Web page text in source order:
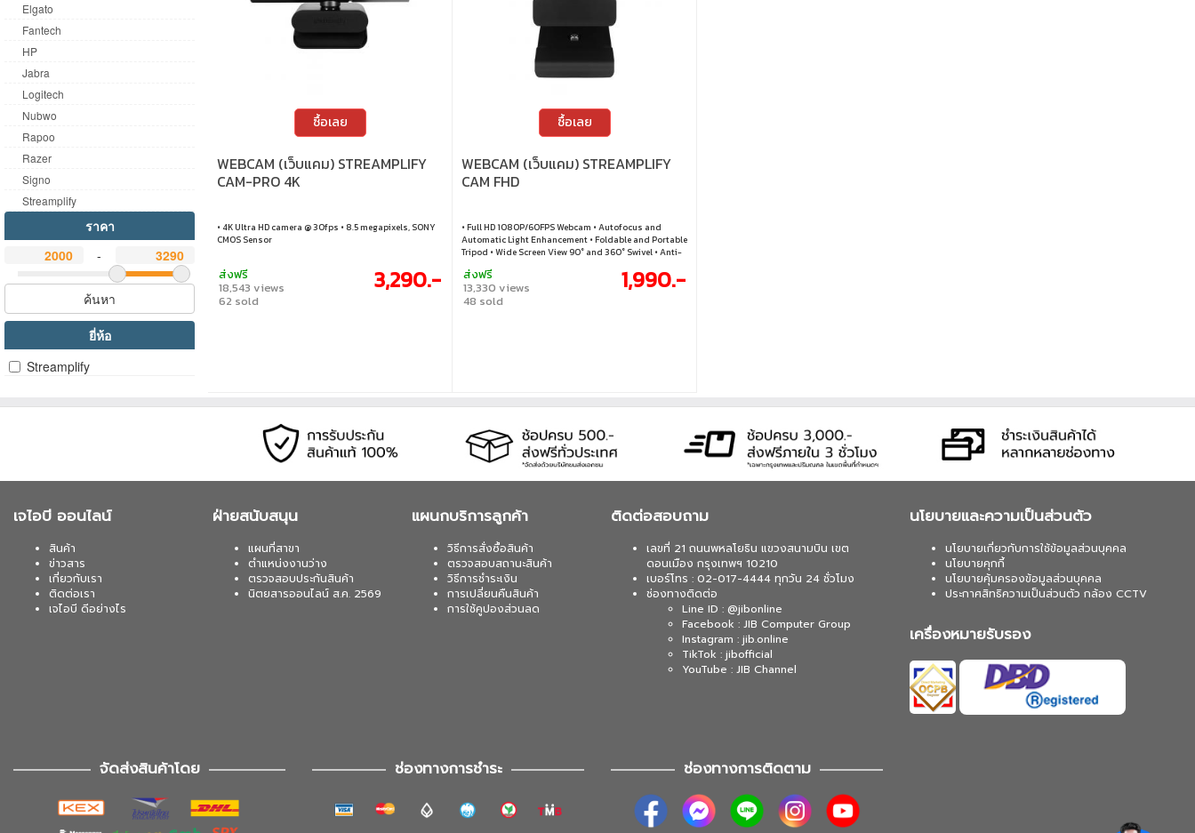
Elgato
Fantech
HP
Jabra
Logitech
Nubwo
Rapoo
Razer
Signo
Streamplify
ราคา
-
ค้นหา
ยี่ห้อ
Streamplify
ซื้อเลย
WEBCAM (เว็บแคม) STREAMPLIFY
CAM-PRO 4K
• 4K Ultra HD camera @ 30fps • 8.5 megapixels, SONY
CMOS Sensor
ส่งฟรี
18,543 views
62 sold
3,290.-
ซื้อเลย
WEBCAM (เว็บแคม) STREAMPLIFY
CAM FHD
• Full HD 1080P/60FPS Webcam • Autofocus and
Automatic Light Enhancement • Foldable and Portable
Tripod • Wide Screen View 90° and 360° Swivel • Anti-
Realtek Solution
ส่งฟรี
13,330 views
48 sold
1,990.-
เจไอบี ออนไลน์
สินค้า
ข่าวสาร
เกี่ยวกับเรา
ติดต่อเรา
เจไอบี ดีอย่างไร
ฝ่ายสนับสนุน
แผนที่สาขา
ตำแหน่งงานว่าง
ตรวจสอบประกันสินค้า
นิตยสารออนไลน์ ส.ค. 2569
แผนกบริการลูกค้า
วิธีการสั่งซื้อสินค้า
ตรวจสอบสถานะสินค้า
วิธีการชำระเงิน
การเปลี่ยนคืนสินค้า
การใช้คูปองส่วนลด
ติดต่อสอบถาม
เลขที่ 21 ถนนพหลโยธิน แขวงสนามบิน เขต
ดอนเมือง กรุงเทพฯ 10210
เบอร์โทร : 02-017-4444 ทุกวัน 24 ชั่วโมง
ช่องทางติดต่อ
Line ID : @jibonline
Facebook : JIB Computer Group
Instagram : jib.online
TikTok : jibofficial
YouTube : JIB Channel
นโยบายและความเป็นส่วนตัว
นโยบายเกี่ยวกับการใช้ข้อมูลส่วนบุคคล
นโยบายคุกกี้
นโยบายคุ้มครองข้อมูลส่วนบุคคล
ประกาศสิทธิความเป็นส่วนตัว กล้อง CCTV
เครื่องหมายรับรอง
จัดส่งสินค้าโดย ช่องทางการชำระ ช่องทางการติดตาม